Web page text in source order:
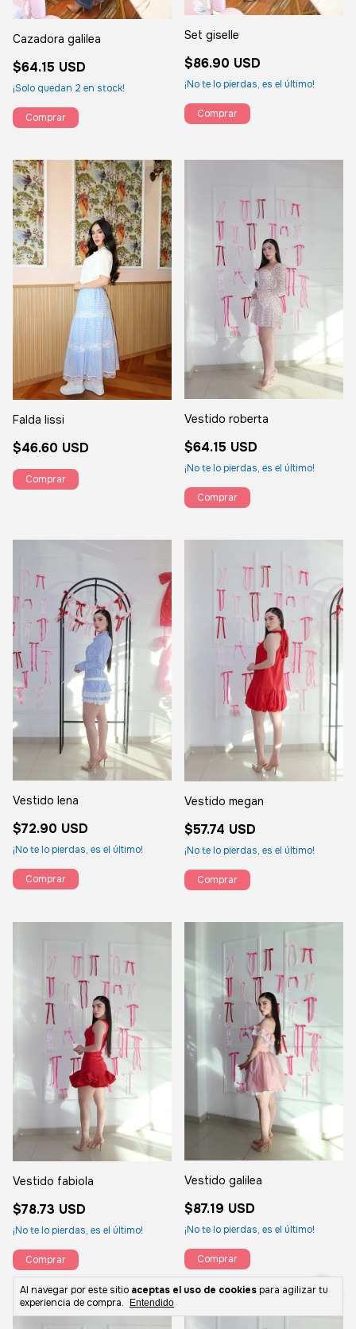
Al navegar por este sitio aceptas el uso de cookies para agilizar tu
experiencia de compra.
Entendido
Cazadora galilea
$64.15 USD
¡Solo quedan 2 en stock!
Comprar
Set giselle
$86.90 USD
¡No te lo pierdas, es el último!
Comprar
Falda lissi
$46.60 USD
Comprar
Vestido roberta
$64.15 USD
¡No te lo pierdas, es el último!
Comprar
Vestido lena
$72.90 USD
¡No te lo pierdas, es el último!
Comprar
Vestido megan
$57.74 USD
¡No te lo pierdas, es el último!
Comprar
Vestido fabiola
$78.73 USD
¡No te lo pierdas, es el último!
Comprar
Vestido galilea
$87.19 USD
¡No te lo pierdas, es el último!
Comprar